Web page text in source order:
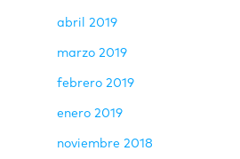
abril 2019
marzo 2019
febrero 2019
enero 2019
noviembre 2018